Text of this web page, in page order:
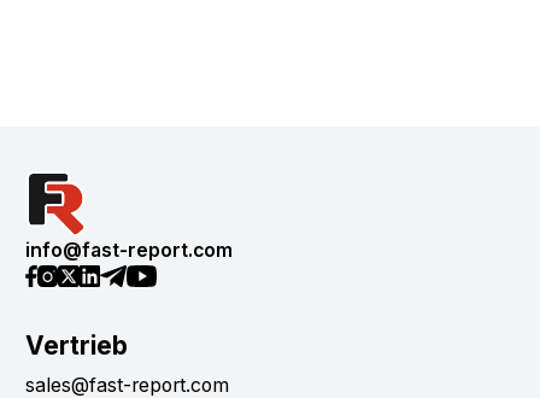
info@fast-report.com
Vertrieb
sales@fast-report.com